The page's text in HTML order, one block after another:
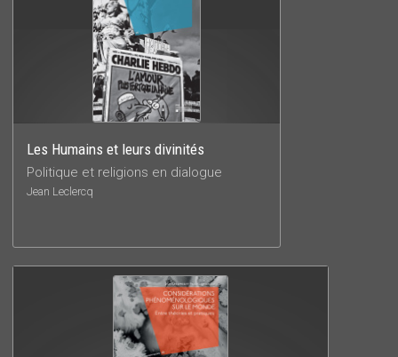
Les Humains et leurs divinités
Politique et religions en dialogue
Jean Leclercq